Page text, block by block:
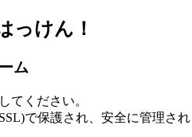
ム
てください。
で保護され、安全に管理され